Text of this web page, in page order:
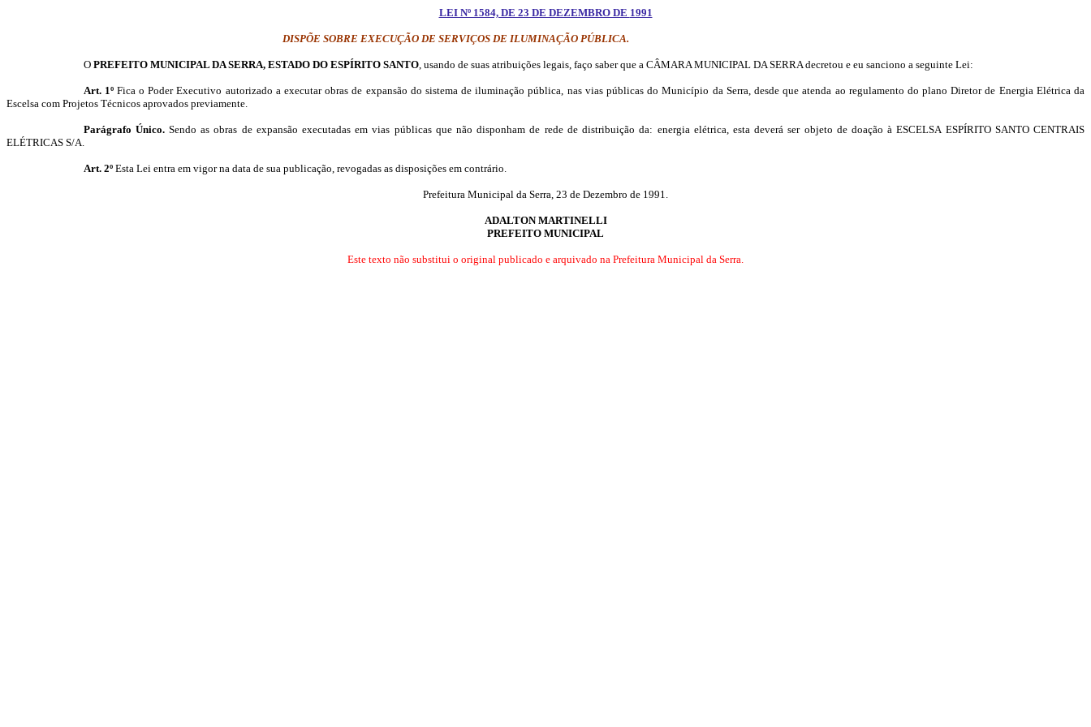
LEI Nº 1584, DE 23 DE DEZEMBRO DE 1991
DISPÕE SOBRE EXECUÇÃO DE SERVIÇOS DE ILUMINAÇÃO PÚBLICA.
O PREFEITO MUNICIPAL DA SERRA, ESTADO DO ESPÍRITO SANTO, usando de suas atribuições legais, faço saber que a CÂMARA MUNICIPAL DA SERRA decretou e eu sanciono a seguinte Lei:
Art. 1ºFica o Poder Executivo autorizado a executar obras de expansão do sistema de iluminação pública, nas vias públicas do Município da Serra, desde que atenda ao regulamento do plano Diretor de Energia Elétrica da
Escelsa com Projetos Técnicos aprovados previamente.
Parágrafo Único. Sendo as obras de expansão executadas em vias públicas que não disponham de rede de distribuição da: energia elétrica, esta deverá ser objeto de doação à ESCELSA ESPÍRITO SANTO CENTRAIS
ELÉTRICAS S/A.
Art. 2ºEsta Lei entra em vigor na data de sua publicação, revogadas as disposições em contrário.
Prefeitura Municipal da Serra, 23 de Dezembro de 1991.
ADALTON MARTINELLI
PREFEITO MUNICIPAL
Este texto não substitui o original publicado e arquivado na Prefeitura Municipal da Serra.